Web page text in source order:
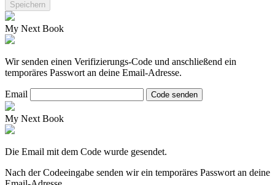
My Next Book
Wir senden einen Verifizierungs-Code und anschließend ein
temporäres Passwort an deine Email-Adresse.
Email Code senden
My Next Book
Die Email mit dem Code wurde gesendet.
Nach der Codeeingabe senden wir ein temporäres Passwort an deine